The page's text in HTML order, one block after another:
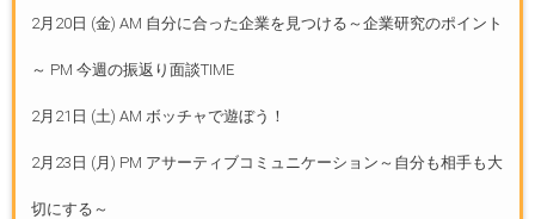
2月20日 (金) AM 自分に合った企業を見つける～企業研究のポイント
～ PM 今週の振返り面談TIME
2月21日 (土) AM ボッチャで遊ぼう！
2月23日 (月) PM アサーティブコミュニケーション～自分も相手も大
切にする～